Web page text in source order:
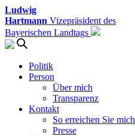
Ludwig
Hartmann Vizepräsident des
Bayerischen Landtags
Politik
Person
Über mich
Transparenz
Kontakt
So erreichen Sie mich
Presse